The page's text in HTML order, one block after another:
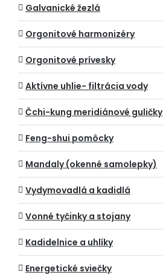
Galvanické žezlá
Orgonitové harmonizéry
Orgonitové prívesky
Aktívne uhlie- filtrácia vody
Čchi-kung meridiánové guličky
Feng-shui pomôcky
Mandaly (okenné samolepky)
Vydymovadlá a kadidlá
Vonné tyčinky a stojany
Kadidelnice a uhlíky
Energetické sviečky